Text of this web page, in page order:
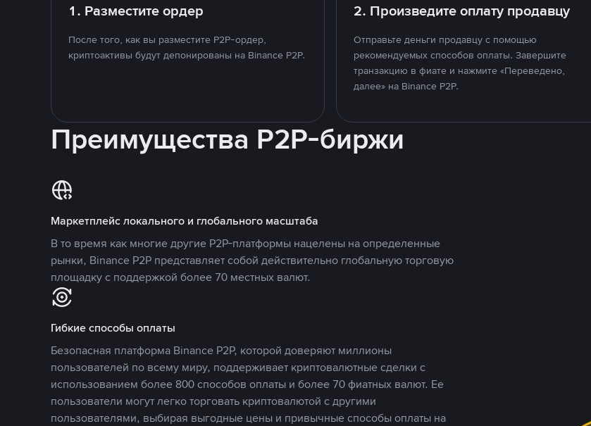
1. Разместите ордер
После того, как вы разместите P2P-ордер,
криптоактивы будут депонированы на Binance P2P.
2. Произведите оплату продавцу
Отправьте деньги продавцу с помощью
рекомендуемых способов оплаты. Завершите
транзакцию в фиате и нажмите «Переведено,
далее» на Binance P2P.
Преимущества P2P-биржи
Маркетплейс локального и глобального масштаба
В то время как многие другие P2P-платформы нацелены на определенные
рынки, Binance P2P представляет собой действительно глобальную торговую
площадку с поддержкой более 70 местных валют.
Гибкие способы оплаты
Безопасная платформа Binance P2P, которой доверяют миллионы
пользователей по всему миру, поддерживает криптовалютные сделки с
использованием более 800 способов оплаты и более 70 фиатных валют. Ее
пользователи могут легко торговать криптовалютой с другими
пользователями, выбирая выгодные цены и привычные способы оплаты на